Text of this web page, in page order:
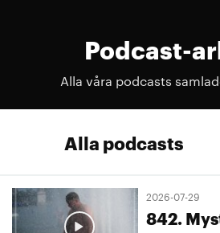
Podcast-
Alla våra podcasts
Alla podcasts
2026-07-29
842.